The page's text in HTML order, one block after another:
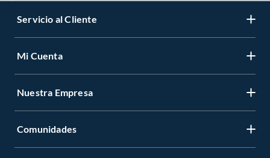
Servicio al Cliente
Mi Cuenta
Nuestra Empresa
Comunidades